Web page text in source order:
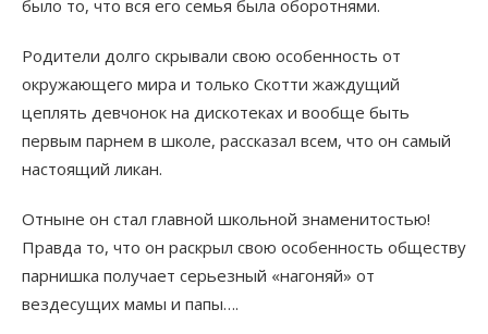
было то, что вся его семья была оборотнями.
Родители долго скрывали свою особенность от
окружающего мира и только Скотти жаждущий
цеплять девчонок на дискотеках и вообще быть
первым парнем в школе, рассказал всем, что он самый
настоящий ликан.
Отныне он стал главной школьной знаменитостью!
Правда то, что он раскрыл свою особенность обществу
парнишка получает серьезный «нагоняй» от
вездесущих мамы и папы….